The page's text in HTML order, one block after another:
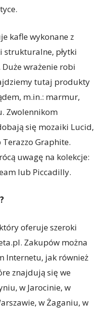
kafle wykonane z
strukturalne, płytki
wrażenie robi
tutaj produkty
m.in.: marmur,
Zwolennikom
się mozaiki Lucid,
Graphite.
uwagę na kolekcje:
lub Piccadilly.
oferuje szeroki
Zakupów można
Internetu, jak również
znajdują się we
w Jarocinie, w
w Żaganiu, w